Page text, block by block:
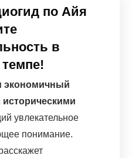
по Айя
в
экономичный
историческими
увлекательное
понимание.